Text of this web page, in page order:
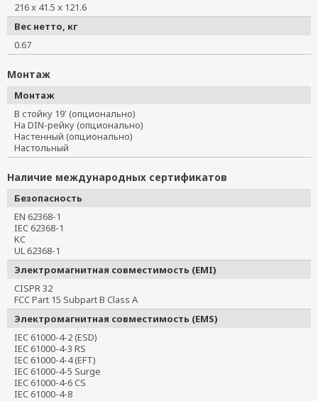
216 x 41.5 x 121.6
Вес нетто, кг
0.67
Монтаж
Монтаж
В стойку 19' (опционально)
На DIN-рейку (опционально)
Настенный (опционально)
Настольный
Наличие международных сертификатов
Безопасность
EN 62368-1
IEC 62368-1
KC
UL 62368-1
Электромагнитная совместимость (EMI)
CISPR 32
FCC Part 15 Subpart B Class A
Электромагнитная совместимость (EMS)
IEC 61000-4-2 (ESD)
IEC 61000-4-3 RS
IEC 61000-4-4 (EFT)
IEC 61000-4-5 Surge
IEC 61000-4-6 CS
IEC 61000-4-8